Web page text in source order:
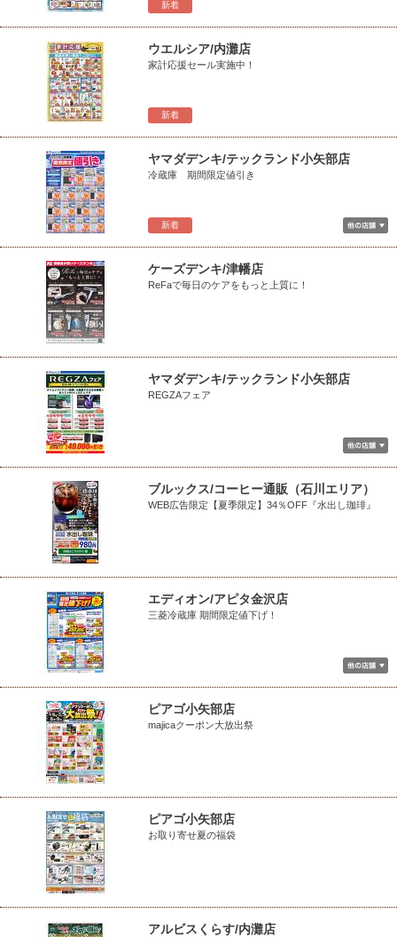
新着
新着
ウエルシア/内灘店
家計応援セール実施中！
新着
ヤマダデンキ/テックランド小矢部店
冷蔵庫 期間限定値引き
ケーズデンキ/津幡店
ReFaで毎日のケアをもっと上質に！
ヤマダデンキ/テックランド小矢部店
REGZAフェア
ブルックス/コーヒー通販（石川エリア）
WEB広告限定【夏季限定】34％OFF『水出し珈琲』
エディオン/アピタ金沢店
三菱冷蔵庫 期間限定値下げ！
ピアゴ小矢部店
majicaクーポン大放出祭
ピアゴ小矢部店
お取り寄せ夏の福袋
アルビスくらす/内灘店